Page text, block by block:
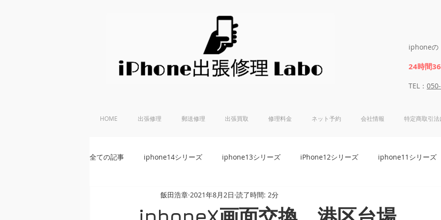
iphoneの
24時間
​​TEL：
HOME 出張修理 郵送修理 出張買取 修理料金 ネット予約 会社情報 特定商取引
全ての記事 iphone14シリーズ iphone13シリーズ iPhone12シリーズ iphone11シリーズ
iPhoneSE 第2世代 iphone8シリーズ iphone7シリーズ
飯田浩章 2021年8月2日 読了時間: 2分